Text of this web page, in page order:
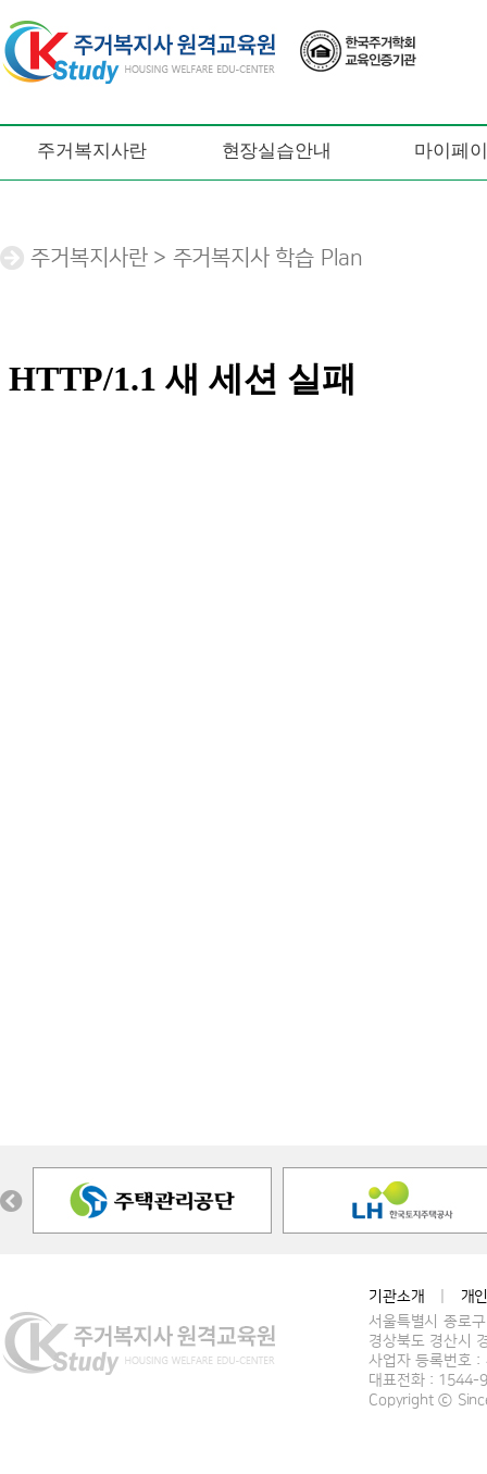
주거복지사란 현장실습안내 마이페
주거복지사란 > 주거복지사 학습 Plan
기관소개
개
서울특별시 종로
경상북도 경산시
사업자 등록번호
대표전화 : 1544-
Copyright ⓒ